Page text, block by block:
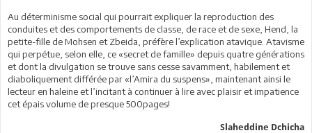
Au déterminisme social qui pourrait expliquer la reproduction des
conduites et des comportements de classe, de race et de sexe, Hend, la
petite-fille de Mohsen et Zbeida, préfère l’explication atavique. Atavisme
qui perpétue, selon elle, ce «secret de famille» depuis quatre générations
et dont la divulgation se trouve sans cesse savamment, habilement et
diaboliquement différée par «l’Amira du suspens», maintenant ainsi le
lecteur en haleine et l’incitant à continuer à lire avec plaisir et impatience
cet épais volume de presque 500pages!
Slaheddine Dchicha